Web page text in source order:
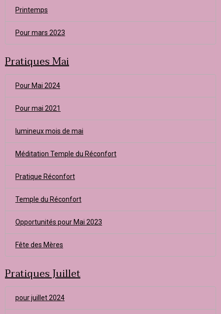
Printemps
Pour mars 2023
Pratiques Mai
Pour Mai 2024
Pour mai 2021
lumineux mois de mai
Méditation Temple du Réconfort
Pratique Réconfort
Temple du Réconfort
Opportunités pour Mai 2023
Fête des Mères
Pratiques Juillet
pour juillet 2024